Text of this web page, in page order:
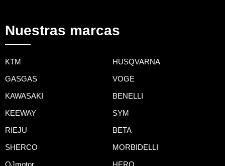
Nuestras marcas
KTM HUSQVARNA
GASGAS VOGE
KAWASAKI BENELLI
KEEWAY SYM
RIEJU BETA
SHERCO MORBIDELLI